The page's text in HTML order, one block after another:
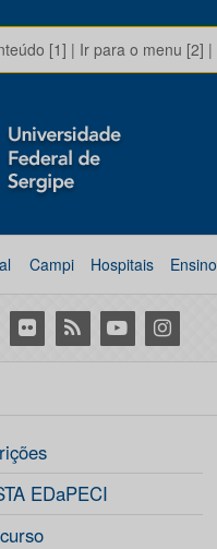
[1] | Ir para o menu [2] |
Campi Hospitais Ensino
Flickr RSS YoutubeInstagram
EDaPECI